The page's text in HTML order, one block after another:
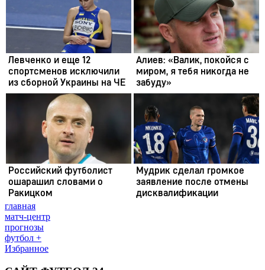
главная
матч-центр
прогнозы
футбол +
Избранное